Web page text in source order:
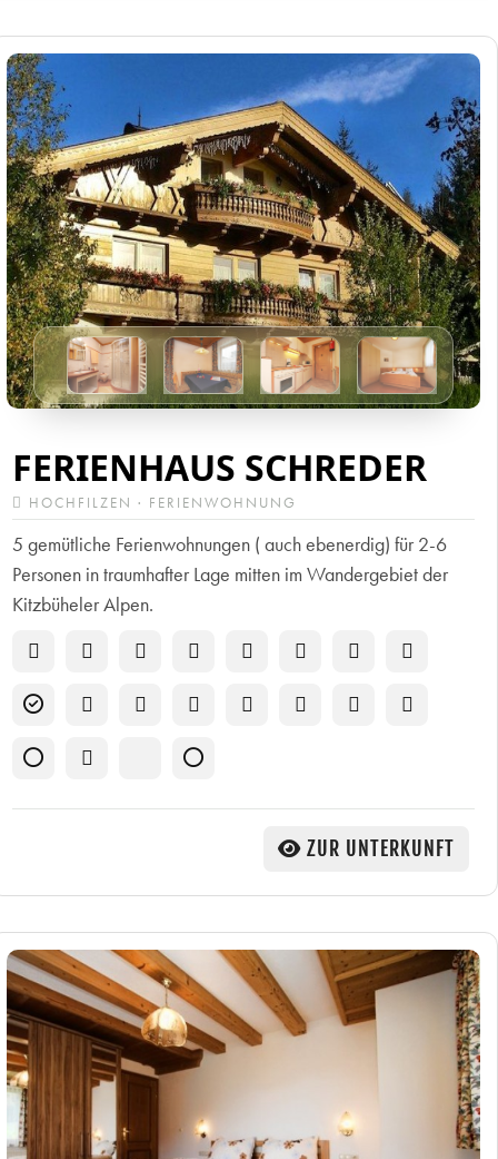
FERIENHAUS SCHREDER
HOCHFILZEN · FERIENWOHNUNG
5 gemütliche Ferienwohnungen ( auch ebenerdig) für 2-6
Personen in traumhafter Lage mitten im Wandergebiet der
Kitzbüheler Alpen.
ZUR UNTERKUNFT